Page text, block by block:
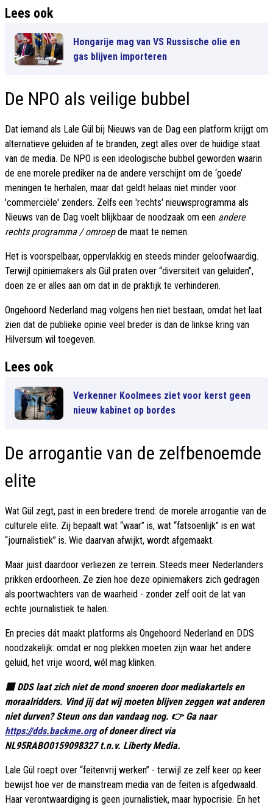
Lees ook
Hongarije mag van VS Russische olie en
gas blijven importeren
De NPO als veilige bubbel
Dat iemand als Lale Gül bij Nieuws van de Dag een platform krijgt om
alternatieve geluiden af te branden, zegt alles over de huidige staat
van de media. De NPO is een ideologische bubbel geworden waarin
de ene morele prediker na de andere verschijnt om de ‘goede’
meningen te herhalen, maar dat geldt helaas niet minder voor
'commerciële' zenders. Zelfs een 'rechts' nieuwsprogramma als
Nieuws van de Dag voelt blijkbaar de noodzaak om een andere
rechts programma / omroepde maat te nemen.
Het is voorspelbaar, oppervlakkig en steeds minder geloofwaardig.
Terwijl opiniemakers als Gül praten over “diversiteit van geluiden”,
doen ze er alles aan om dat in de praktijk te verhinderen.
Ongehoord Nederland mag volgens hen niet bestaan, omdat het laat
zien dat de publieke opinie veel breder is dan de linkse kring van
Hilversum wil toegeven.
Lees ook
Verkenner Koolmees ziet voor kerst geen
nieuw kabinet op bordes
De arrogantie van de zelfbenoemde
elite
Wat Gül zegt, past in een bredere trend: de morele arrogantie van de
culturele elite. Zij bepaalt wat “waar” is, wat “fatsoenlijk” is en wat
“journalistiek” is. Wie daarvan afwijkt, wordt afgemaakt.
Maar juist daardoor verliezen ze terrein. Steeds meer Nederlanders
prikken erdoorheen. Ze zien hoe deze opiniemakers zich gedragen
als poortwachters van de waarheid - zonder zelf ooit de lat van
echte journalistiek te halen.
En precies dát maakt platforms als Ongehoord Nederland en DDS
noodzakelijk: omdat er nog plekken moeten zijn waar het andere
geluid, het vrije woord, wél mag klinken.
🟥 DDS laat zich niet de mond snoeren door mediakartels en
moraalridders. Vind jij dat wij moeten blijven zeggen wat anderen
niet durven? Steun ons dan vandaag nog. 👉 Ga naar
https://dds.backme.orgof doneer direct via
NL95RABO0159098327 t.n.v. Liberty Media.
Lale Gül roept over “feitenvrij werken” - terwijl ze zelf keer op keer
bewijst hoe ver de mainstream media van de feiten is afgedwaald.
Haar verontwaardiging is geen journalistiek, maar hypocrisie. En het